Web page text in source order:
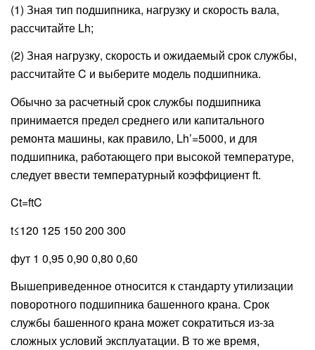
(1) Зная тип подшипника, нагрузку и скорость вала,
рассчитайте Lh;
(2) Зная нагрузку, скорость и ожидаемый срок службы,
рассчитайте C и выберите модель подшипника.
Обычно за расчетный срок службы подшипника
принимается предел среднего или капитального
ремонта машины, как правило, Lh’=5000, и для
подшипника, работающего при высокой температуре,
следует ввести температурный коэффициент ft.
Ct=ftC
t≤120 125 150 200 300
фут 1 0,95 0,90 0,80 0,60
Вышеприведенное относится к стандарту утилизации
поворотного подшипника башенного крана. Срок
службы башенного крана может сократиться из-за
сложных условий эксплуатации. В то же время,